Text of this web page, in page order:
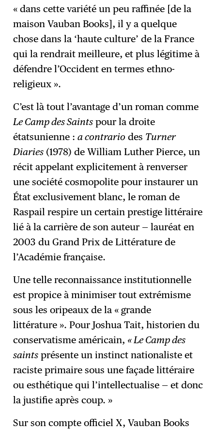
« dans cette variété un peu raffinée [de la
maison Vauban Books], il y a quelque
chose dans la ‘haute culture’ de la France
qui la rendrait meilleure, et plus légitime à
défendre l’Occident en termes ethno-
religieux ».
C’est là tout l’avantage d’un roman comme
Le Camp des Saints pour la droite
étatsunienne :a contrario des Turner
Diaries (1978) de William Luther Pierce, un
récit appelant explicitement à renverser
une société cosmopolite pour instaurer un
État exclusivement blanc, le roman de
Raspail respire un certain prestige littéraire
lié à la carrière de son auteur — lauréat en
2003 du Grand Prix de Littérature de
l’Académie française.
Une telle reconnaissance institutionnelle
est propice à minimiser tout extrémisme
sous les oripeaux de la « grande
littérature ». Pour Joshua Tait, historien du
conservatisme américain, « Le Camp des
saints présente un instinct nationaliste et
raciste primaire sous une façade littéraire
ou esthétique qui l’intellectualise — et donc
la justifie après coup. »
Sur son compte officiel X, Vauban Books